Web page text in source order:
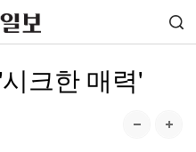
크한 매력'